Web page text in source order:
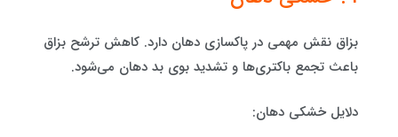
بزاق نقش مهمی در پاکسازی دهان دارد. کاهش ترشح بزاق
باعث تجمع باکتری‌ها و تشدید بوی بد دهان می‌شود.
دلایل خشکی دهان: